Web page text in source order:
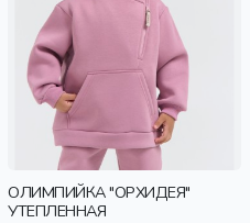
ОЛИМПИЙКА "ОРХИДЕЯ"
УТЕПЛЕННАЯ